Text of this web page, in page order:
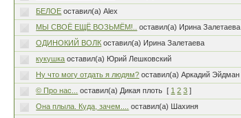
БЕЛОЕ оставил(а) Alex
МЫ СВОЁ ЕЩЁ ВОЗЬМЁМ!..
оставил(а) Ирина Залетаева
ОДИНОКИЙ ВОЛК оставил(а) Ирина Залетаева
кукушка оставил(а) Юрий Лешковский
Ну что могу отдать я людям? оставил(а) Аркадий Эйдман
© Про нас...
оставил(а) Дикая плоть [ 1 2 3 ]
Она плыла. Куда, зачем....
оставил(а) Шахиня